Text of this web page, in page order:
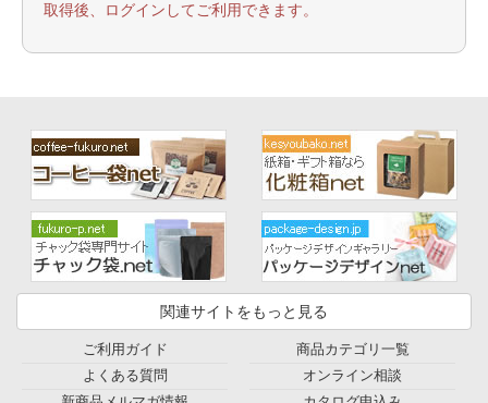
取得後、ログインしてご利用できます。
関連サイトをもっと見る
ご利用ガイド
よくある質問
商品カテゴリ一覧
オンライン相談